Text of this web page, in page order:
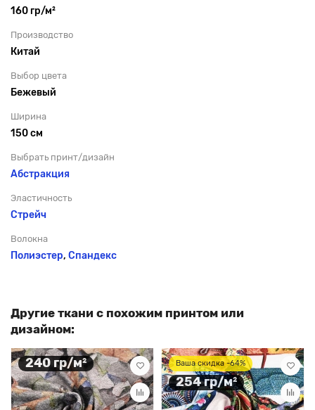
160 гр/м²
Производство
Китай
Выбор цвета
Бежевый
Ширина
150 см
Выбрать принт/дизайн
Абстракция
Эластичность
Стрейч
Волокна
Полиэстер, Спандекс
Другие ткани с похожим принтом или
дизайном:
240 гр/м² Ваша скидка -64%
254 гр/м²